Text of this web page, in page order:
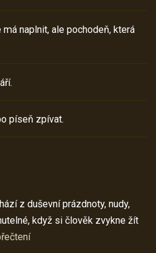
naplnit, ale pochodeň, která
píseň zpívat.
z duševní prázdnoty, nudy,
když si člověk zvykne žít